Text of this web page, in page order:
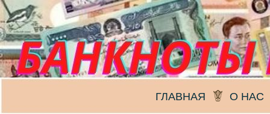
ГЛАВНАЯ О НАС